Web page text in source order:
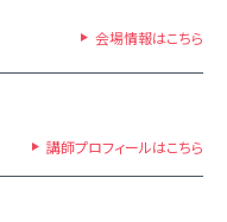
会場情報はこちら
講師プロフィールはこちら